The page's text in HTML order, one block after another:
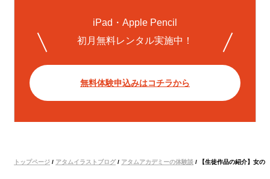
iPad・Apple Pencil
初月無料レンタル実施中！
無料体験申込みはコチラから
トップページ / アタムイラストブログ/ アタムアカデミーの体験談 / 【生徒作品の紹介】女の